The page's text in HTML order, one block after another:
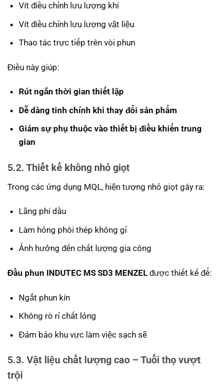
Vít điều chỉnh lưu lượng khí
Vít điều chỉnh lưu lượng vật liệu
Thao tác trực tiếp trên vòi phun
Điều này giúp:
Rút ngắn thời gian thiết lập
Dễ dàng tinh chỉnh khi thay đổi sản phẩm
Giảm sự phụ thuộc vào thiết bị điều khiển trung
gian
5.2. Thiết kế không nhỏ giọt
Trong các ứng dụng MQL, hiện tượng nhỏ giọt gây ra:
Lãng phí dầu
Làm hỏng phôi thép không gỉ
Ảnh hưởng đến chất lượng gia công
Đầu phun INDUTEC MS SD3 MENZEL được thiết kế để:
Ngắt phun kín
Không rò rỉ chất lỏng
Đảm bảo khu vực làm việc sạch sẽ
5.3. Vật liệu chất lượng cao – Tuổi thọ vượt
trội